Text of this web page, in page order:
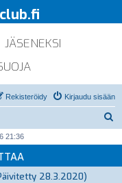
JÄSENEKSI
Kirjaudu sisään
Rekisteröidy
i
21:36
28.3.2020)